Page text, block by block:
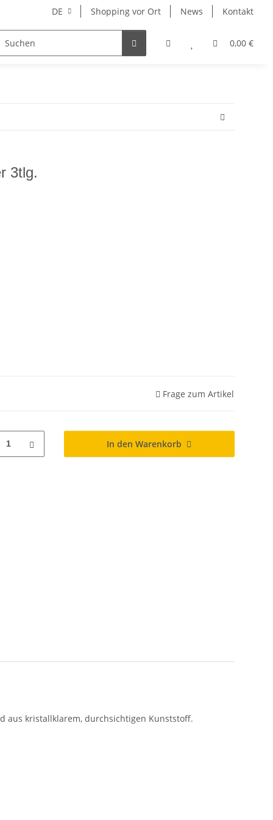
DE Shopping vor Ort News Kontakt
0,00 €
Hersteller
3tlg.
Frage zum Artikel
1 In den Warenkorb
aus kristallklarem, durchsichtigen Kunststoff.